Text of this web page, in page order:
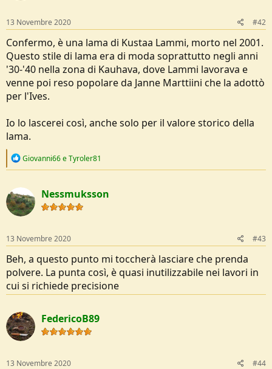
13 Novembre 2020 #42
Confermo, è una lama di Kustaa Lammi, morto nel 2001.
Questo stile di lama era di moda soprattutto negli anni
'30-'40 nella zona di Kauhava, dove Lammi lavorava e
venne poi reso popolare da Janne Marttiini che la adottò
per l'Ives.
Io lo lascerei così, anche solo per il valore storico della
lama.
R
c
t
i
o
s
:
Giovanni66eTyroler81
Nessmuksson
13 Novembre 2020 #43
Beh, a questo punto mi toccherà lasciare che prenda
polvere. La punta così, è quasi inutilizzabile nei lavori in
cui si richiede precisione
FedericoB89
13 Novembre 2020 #44